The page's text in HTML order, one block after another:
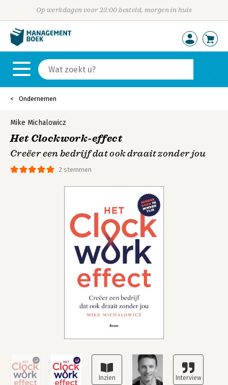
Op werkdagen voor 23:00 besteld, morgen in huis
Ondernemen
2 stemmen
Mike Michalowicz
Het Clockwork-effect
Creëer een bedrijf dat ook draait zonder jou